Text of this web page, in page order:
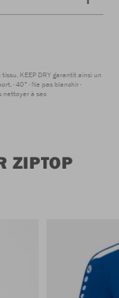
KEEP DRY garantit ainsi un
40° Ne pas blanchir
nettoyer à sec
ZIPTOP